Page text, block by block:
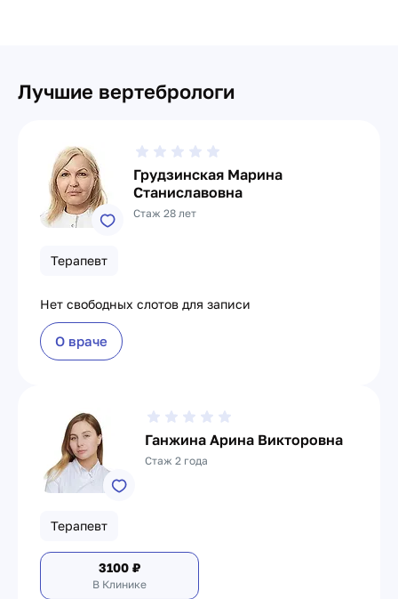
Лучшие вертебрологи
Грудзинская Марина
Станиславовна
Стаж 28 лет
Терапевт
Нет свободных слотов для записи
О враче
Ганжина Арина Викторовна
Стаж 2 года
Терапевт
3100 ₽
В Клинике